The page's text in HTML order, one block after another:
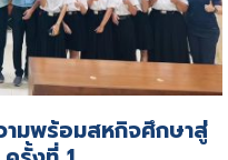
มพร้อมสหกิจศึกษาสู่